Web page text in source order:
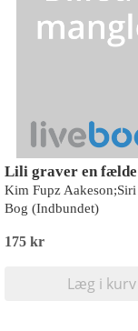
Lili graver en fælde
Kim Fupz
Bog (Indbundet)
175 kr
Læg i kurv